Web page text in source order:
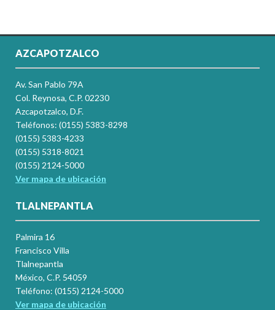
AZCAPOTZALCO
Av. San Pablo 79A
Col. Reynosa, C.P. 02230
Azcapotzalco, D.F.
Teléfonos: (0155) 5383-8298
(0155) 5383-4233
(0155) 5318-8021
(0155) 2124-5000
Ver mapa de ubicación
TLALNEPANTLA
Palmira 16
Francisco Villa
Tlalnepantla
México, C.P. 54059
Teléfono: (0155) 2124-5000
Ver mapa de ubicación